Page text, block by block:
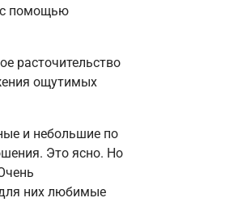
с помощью
расточительство
ощутимых
и небольшие по
Это ясно. Но
них любимые